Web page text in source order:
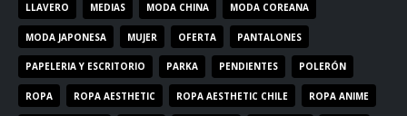
LLAVERO MEDIAS MODA CHINA MODA COREANA
MODA JAPONESA MUJER OFERTA PANTALONES
PAPELERIA Y ESCRITORIO PARKA PENDIENTES POLERÓN
ROPA ROPA AESTHETIC ROPA AESTHETIC CHILE ROPA ANIME